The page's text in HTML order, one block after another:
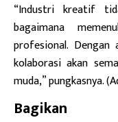
“Industri kreatif
bagaimana
profesional. Dengan
kolaborasi akan
muda,” pungkasnya.
Bagikan